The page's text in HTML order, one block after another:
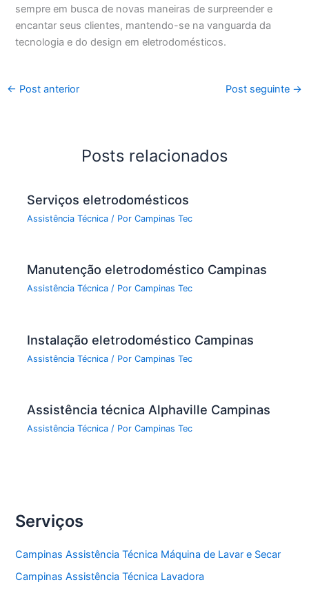
sempre em busca de novas maneiras de surpreender e
encantar seus clientes, mantendo-se na vanguarda da
tecnologia e do design em eletrodomésticos.
← Post anterior Post seguinte →
Posts relacionados
Serviços eletrodomésticos
Assistência Técnica / PorCampinas Tec
Manutenção eletrodoméstico Campinas
Assistência Técnica / PorCampinas Tec
Instalação eletrodoméstico Campinas
Assistência Técnica / PorCampinas Tec
Assistência técnica Alphaville Campinas
Assistência Técnica / PorCampinas Tec
Serviços
Campinas Assistência Técnica Máquina de Lavar e Secar
Campinas Assistência Técnica Lavadora